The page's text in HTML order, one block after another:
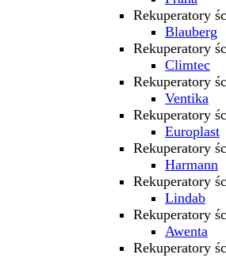
Rekuperatory
Blauberg
Rekuperatory
Climtec
Rekuperatory
Ventika
Rekuperatory
Europlast
Rekuperatory
Harmann
Rekuperatory
Lindab
Rekuperatory
Awenta
Rekuperatory